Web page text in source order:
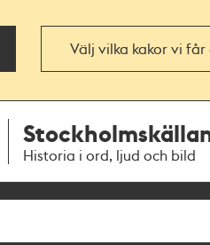
Välj vilka kakor vi får
Historia i ord, ljud och bild